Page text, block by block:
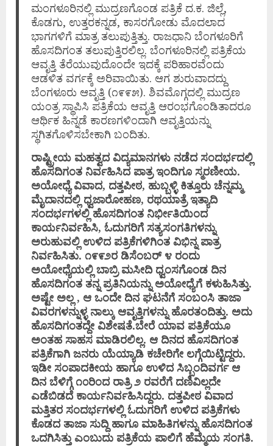
ಮಂಗಳೂರಿನಲ್ಲಿ ಮುದ್ರಣಗೊಂಡ ಪತ್ರಿಕೆ ದ.ಕ. ಜಿಲ್ಲೆ,
ಕೊಡಗು, ಉತ್ತರಕನ್ನಡ, ಕಾಸರಗೋಡು ಮೊದಲಾದ
ಭಾಗಗಳಿಗೆ ಮಾತ್ರ ತಲುಪುತ್ತಿತ್ತು. ರಾಜಧಾನಿ ಬೆಂಗಳೂರಿಗೆ
ಹೊಸದಿಗಂತ ತಲುಪುತ್ತಿರಲಿಲ್ಲ. ಬೆಂಗಳೂರಿನಲ್ಲಿ ಪತ್ರಿಕೆಯ
ಆವೃತ್ತಿ ತೆರೆಯುವುದೊಂದೇ ಇದಕ್ಕೆ ಪರಿಹಾರವೆಂದು
ಆಡಳಿತ ವರ್ಗಕ್ಕೆ ಅರಿವಾಯಿತು. ಆಗ ಶುರುವಾದದ್ದು
ಬೆಂಗಳೂರು ಆವೃತ್ತಿ (೧೯೯೫). ಶಿವಮೊಗ್ಗದಲ್ಲಿ ಮುದ್ರಣ
ಯಂತ್ರ ಸ್ಥಾಪಿಸಿ ಪತ್ರಿಕೆಯ ಆವೃತ್ತಿ ಆರಂಭಗೊಂಡಿತಾದರೂ
ಆರ್ಥಿಕ ಹಿನ್ನಡೆ ಕಾರಣಗಳಿಂದಾಗಿ ಆವೃತ್ತಿಯನ್ನು
ಸ್ಥಗಿತಗೊಳಿಸಬೇಕಾಗಿ ಬಂದಿತು.
ರಾಷ್ಟ್ರೀಯ ಮಹತ್ವದ ವಿದ್ಯಮಾನಗಳು ನಡೆದ ಸಂದರ್ಭದಲ್ಲಿ
ಹೊಸದಿಗಂತ ನಿರ್ವಹಿಸಿದ ಪಾತ್ರ ಇಂದಿಗೂ ಸ್ಮರಣೀಯ.
ಅಯೋಧ್ಯೆ ವಿವಾದ, ದತ್ತಪೀಠ, ಹುಬ್ಬಳ್ಳಿ ಕಿತ್ತೂರು ಚೆನ್ನಮ್ಮ
ಮೈದಾನದಲ್ಲಿ ಧ್ವಜಾರೋಹಣ, ರಥಯಾತ್ರೆ ಇತ್ಯಾದಿ
ಸಂದರ್ಭಗಳಲ್ಲಿ ಹೊಸದಿಗಂತ ನಿರ್ಭೀತಿಯಿಂದ
ಕಾರ್ಯನಿರ್ವಹಿಸಿ, ಓದುಗರಿಗೆ ಸತ್ಯಸಂಗತಿಗಳನ್ನು
ಅರುಹುವಲ್ಲಿ ಉಳಿದ ಪತ್ರಿಕೆಗಳಿಗಿಂತ ವಿಭಿನ್ನ ಪಾತ್ರ
ನಿರ್ವಹಿಸಿತು. ೧೯೯೨ರ ಡಿಸೆಂಬರ್ ೪ ರಂದು
ಅಯೋಧ್ಯೆಯಲ್ಲಿ ಬಾಬ್ರಿ ಮಸೀದಿ ಧ್ವಂಸಗೊಂಡ ದಿನ
ಹೊಸದಿಗಂತ ತನ್ನ ಪ್ರತಿನಿಯನ್ನು ಅಯೋಧ್ಯೆಗೆ ಕಳುಹಿಸಿತ್ತು.
ಅಷ್ಟೇ ಅಲ್ಲ , ಆ ಒಂದೇ ದಿನ ಘಟನೆಗೆ ಸಂಬಂಸಿ ತಾಜಾ
ವಿವರಗಳನ್ನುಳ್ಳ ನಾಲ್ಕು ಆವೃತ್ತಿಗಳನ್ನು ಹೊರತಂದಿತ್ತು. ಅದು
ಹೊಸದಿಗಂತದ್ದೇ ವಿಶೇಷತೆ.ಬೇರೆ ಯಾವ ಪತ್ರಿಕೆಯೂ
ಅಂತಹ ಸಾಹಸ ಮಾಡಿರಲಿಲ್ಲ. ಆ ದಿನದ ಹೊಸದಿಗಂತ
ಪತ್ರಿಕೆಗಾಗಿ ಜನರು ಯೆಯ್ಯಾಡಿ ಕಚೇರಿಗೇ ಲಗ್ಗೆಯಿಟ್ಟಿದ್ದರು.
ಇಡೀ ಸಂಪಾದಕೀಯ ಹಾಗೂ ಉಳಿದ ಸಿಬ್ಬಂದಿವರ್ಗ ಆ
ದಿನ ಬೆಳಿಗ್ಗೆ ೧೦ರಿಂದ ರಾತ್ರಿ ೨ ರವರೆಗೆ ದಣಿವಿಲ್ಲದೇ
ಎಡೆಬಿಡದೆ ಕಾರ್ಯನಿರ್ವಹಿಸಿದ್ದರು. ದತ್ತಪೀಠ ವಿವಾದ
ಮತ್ತಿತರ ಸಂದರ್ಭಗಳಲ್ಲಿ ಓದುಗರಿಗೆ ಉಳಿದ ಪತ್ರಿಕೆಗಳು
ಕೊಡದ ತಾಜಾ ಸುದ್ದಿ ಹಾಗೂ ಮಾಹಿತಿಗಳನ್ನು ಹೊಸದಿಗಂತ
ಒದಗಿಸಿತ್ತು ಎಂಬುದು ಪತ್ರಿಕೆಯ ಪಾಲಿಗೆ ಹೆಮ್ಮೆಯ ಸಂಗತಿ.